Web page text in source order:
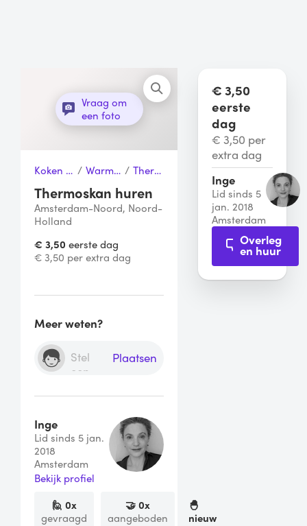
Vraag om
een foto
Koken & Tafelen / Warmhouders / Thermoskan
Thermoskan huren
Amsterdam-Noord, Noord-
Holland
€ 3,50 eerste dag
€ 3,50 per extra dag
Meer weten?
Plaatsen
Inge
Lid sinds 5 jan.
2018
Amsterdam
Bekijk profiel
🙋 0x
gevraagd
🤝0x
aangeboden
🐣
nieuw
€ 3,50
eerste
dag
€ 3,50 per
extra dag
Inge
Lid sinds 5
jan. 2018
Amsterdam
Overleg
en huur